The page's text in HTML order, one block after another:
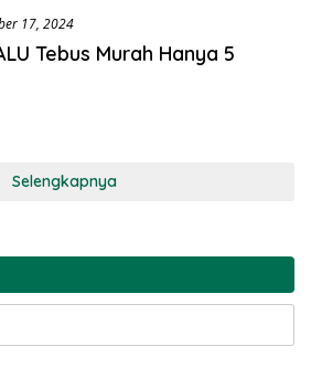
17, 2024
Tebus Murah Hanya 5
Selengkapnya